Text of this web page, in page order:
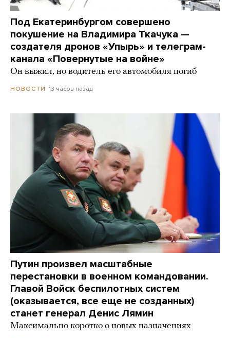
Под Екатеринбургом совершено
покушение на Владимира Ткачука —
создателя дронов «Упырь» и телеграм-
канала «Повернутые на войне»
Он выжил, но водитель его автомобиля погиб
НОВОСТИ 13 часов назад
Путин произвел масштабные
перестановки в военном командовании.
Главой Войск беспилотных систем
(оказывается, все еще не созданных)
станет генерал Денис Лямин
Максимально коротко о новых назначениях